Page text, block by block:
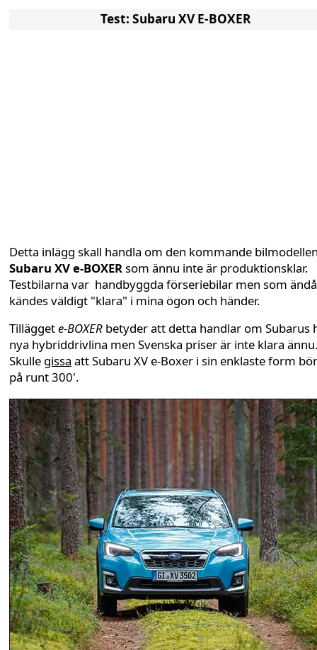
Test: Subaru XV E-BOXER
Detta inlägg skall handla om den kommande
Subaru XV e-BOXERsom ännu inte är produktionsklar.
Testbilarna var handbyggda förseriebilar men som ändå
kändes väldigt "klara" i mina ögon och händer.
Tilläggete-BOXER betyder att detta handlar om Subarus
nya hybriddrivlina men Svenska priser är inte klara
Skulle gissa att Subaru XV e-Boxer i sin enklaste form
på runt 300'.